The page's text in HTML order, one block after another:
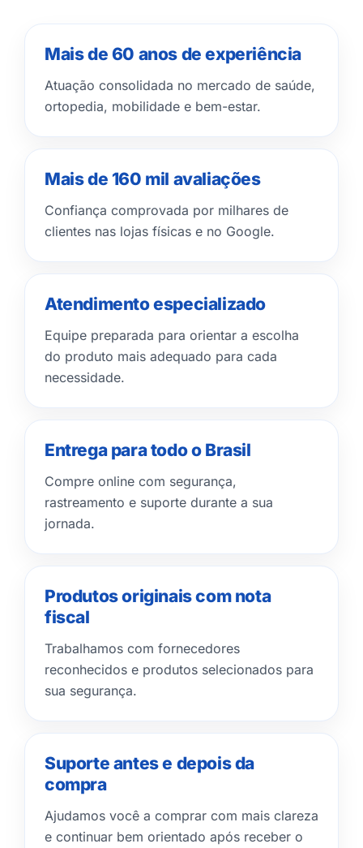
Mais de 60 anos de experiência
Atuação consolidada no mercado de saúde,
ortopedia, mobilidade e bem-estar.
Mais de 160 mil avaliações
Confiança comprovada por milhares de
clientes nas lojas físicas e no Google.
Atendimento especializado
Equipe preparada para orientar a escolha
do produto mais adequado para cada
necessidade.
Entrega para todo o Brasil
Compre online com segurança,
rastreamento e suporte durante a sua
jornada.
Produtos originais com nota
fiscal
Trabalhamos com fornecedores
reconhecidos e produtos selecionados para
sua segurança.
Suporte antes e depois da
compra
Ajudamos você a comprar com mais clareza
e continuar bem orientado após receber o